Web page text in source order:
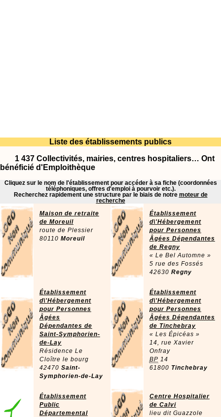
Liste des établissements publics
1 437 Collectivités, mairies, centres hospitaliers… Ont
bénéficié d'Emploithèque
Cliquez sur le nom de l'établissement pour accéder à sa fiche (coordonnées
téléphoniques, offres d'emploi à pourvoir etc.).
Recherchez rapidement une structure par le biais de notre moteur de
recherche
Maison de retraite
de Moreuil
route de Plessier
80110 Moreuil
Établissement
d\'Hébergement
pour Personnes
Âgées Dépendantes
de Regny
« Le Bel Automne »
5 rue des Fossés
42630 Regny
Établissement
d\'Hébergement
pour Personnes
Âgées
Dépendantes de
Saint-Symphorien-
de-Lay
Résidence Le
Cloître le bourg
42470 Saint-
Symphorien-de-Lay
Établissement
d\'Hébergement
pour Personnes
Âgées Dépendantes
de Tinchebray
« Les Épicéas »
14, rue Xavier
Onfray
BP 14
61800 Tinchebray
Établissement
Public
Départemental
Centre Hospitalier
de Calvi
lieu dit Guazzole